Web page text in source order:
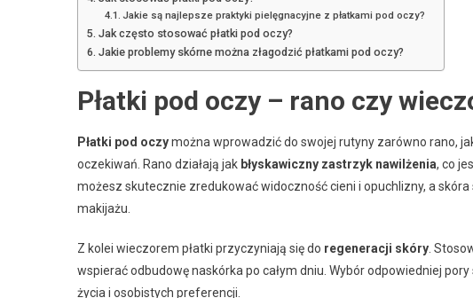
Jakie są najlepsze praktyki pielęgnacyjne z płatkami pod oczy?
Jak często stosować płatki pod oczy?
Jakie problemy skórne można złagodzić płatkami pod oczy?
Płatki pod oczy – rano czy
Płatki pod oczymożna wprowadzić do swojej rutyny zarówno rano,
oczekiwań. Rano działają jak błyskawiczny zastrzyk nawilżenia, co
możesz skutecznie zredukować widoczność cieni i opuchlizny, a
makijażu.
Z kolei wieczorem płatki przyczyniają się do regeneracji skóry .
wspierać odbudowę naskórka po całym dniu. Wybór odpowiedniej
życia i osobistych preferencji.